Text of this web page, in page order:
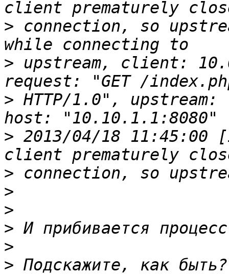
> connection, so
> upstream, client:
> HTTP/1.0", upstream:
> 2013/04/18 11:45:00
>
>
>
>
>
>